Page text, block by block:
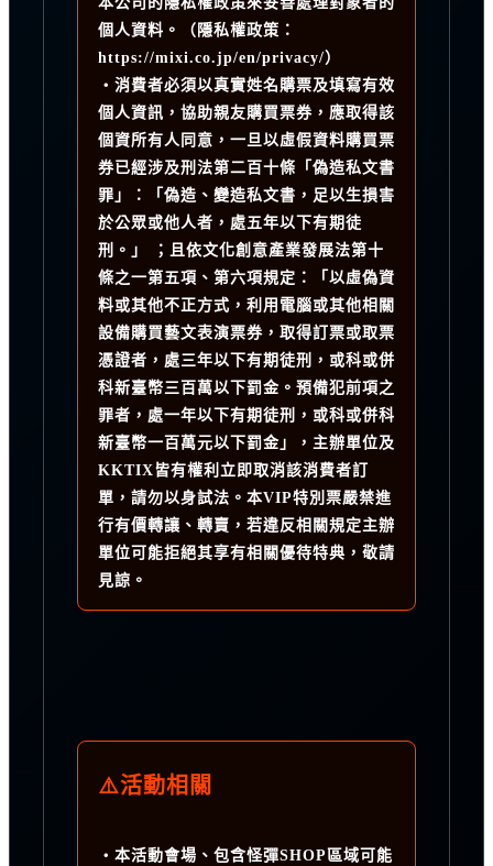
個人資料。（隱私權政策：
https://mixi.co.jp/en/privacy/）
・消費者必須以真實姓名購票及填寫有效
個人資訊，協助親友購買票券，應取得該
個資所有人同意，一旦以虛假資料購買票
券已經涉及刑法第二百十條「偽造私文書
罪」：「偽造、變造私文書，足以生損害
於公眾或他人者，處五年以下有期徒
刑。」 ；且依文化創意產業發展法第十
條之一第五項、第六項規定：「以虛偽資
料或其他不正方式，利用電腦或其他相關
設備購買藝文表演票券，取得訂票或取票
憑證者，處三年以下有期徒刑，或科或併
科新臺幣三百萬以下罰金。預備犯前項之
罪者，處一年以下有期徒刑，或科或併科
新臺幣一百萬元以下罰金」，主辦單位及
KKTIX皆有權利立即取消該消費者訂
單，請勿以身試法。本VIP特別票嚴禁進
行有價轉讓、轉賣，若違反相關規定主辦
單位可能拒絕其享有相關優待特典，敬請
見諒。
⚠️活動相關
・本活動會場、包含怪彈SHOP區域可能